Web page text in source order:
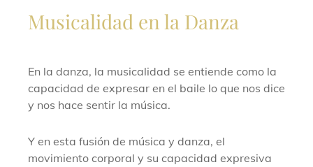
Musicalidad en la Danza
En la danza, la musicalidad se entiende como la
capacidad de expresar en el baile lo que nos dice
y nos hace sentir la música.
Y en esta fusión de música y danza, el
movimiento corporal y su capacidad expresiva